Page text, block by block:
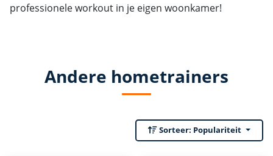
professionele workout in je eigen woonkamer!
Andere hometrainers
Sorteer: Populariteit